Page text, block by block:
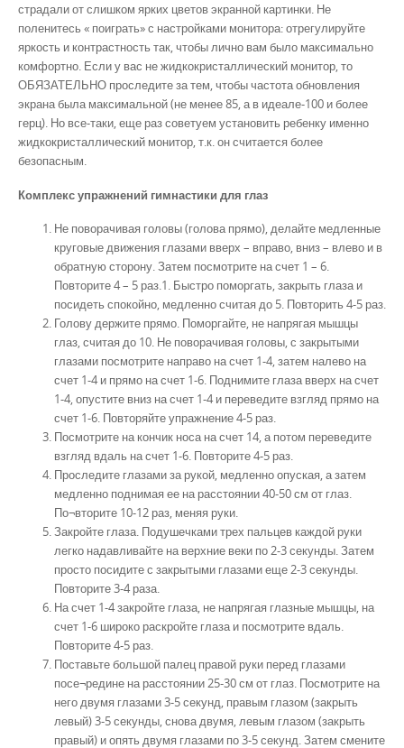
страдали от слишком ярких цветов экранной картинки. Не
поленитесь « поиграть» с настройками монитора: отрегулируйте
яркость и контрастность так, чтобы лично вам было максимально
комфортно. Если у вас не жидкокристаллический монитор, то
ОБЯЗАТЕЛЬНО проследите за тем, чтобы частота обновления
экрана была максимальной (не менее 85, а в идеале-100 и более
герц). Но все-таки, еще раз советуем установить ребенку именно
жидкокристаллический монитор, т.к. он считается более
безопасным.
Комплекс упражнений гимнастики для глаз
Не поворачивая головы (голова прямо), делайте медленные
круговые движения глазами вверх – вправо, вниз – влево и в
обратную сторону. Затем посмотрите на счет 1 – 6.
Повторите 4 – 5 раз.1. Быстро поморгать, закрыть глаза и
посидеть спокойно, медленно считая до 5. Повторить 4-5 раз.
Голову держите прямо. Поморгайте, не напрягая мышцы
глаз, считая до 10. Не поворачивая головы, с закрытыми
глазами посмотрите направо на счет 1-4, затем налево на
счет 1-4 и прямо на счет 1-6. Поднимите глаза вверх на счет
1-4, опустите вниз на счет 1-4 и переведите взгляд прямо на
счет 1-6. Повторяйте упражнение 4-5 раз.
Посмотрите на кончик носа на счет 14, а потом переведите
взгляд вдаль на счет 1-6. Повторите 4-5 раз.
Проследите глазами за рукой, медленно опуская, а затем
медленно поднимая ее на расстоянии 40-50 см от глаз.
По¬вторите 10-12 раз, меняя руки.
Закройте глаза. Подушечками трех пальцев каждой руки
легко надавливайте на верхние веки по 2-3 секунды. Затем
просто посидите с закрытыми глазами еще 2-3 секунды.
Повторите 3-4 раза.
На счет 1-4 закройте глаза, не напрягая глазные мышцы, на
счет 1-6 широко раскройте глаза и посмотрите вдаль.
Повторите 4-5 раз.
Поставьте большой палец правой руки перед глазами
посе¬редине на расстоянии 25-30 см от глаз. Посмотрите на
него двумя глазами 3-5 секунд, правым глазом (закрыть
левый) 3-5 секунды, снова двумя, левым глазом (закрыть
правый) и опять двумя глазами по 3-5 секунд. Затем смените